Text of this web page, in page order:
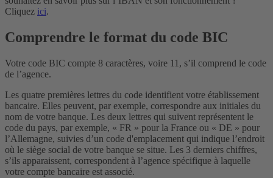
Cliquez ici.
Comprendre le format du code BIC
Votre code BIC compte 8 caractères, voire 11, s’il comprend le code
de l’agence.
Les quatre premières lettres du code identifient votre établissement
bancaire. Elles peuvent, par exemple, correspondre aux initiales du
nom de votre banque. Les deux lettres qui suivent représentent le
code du pays, par exemple, « FR » pour la France ou « DE » pour
l’Allemagne, suivies d’un code d'emplacement qui indique l’endroit
où le siège social de votre banque se situe. Les 3 derniers chiffres,
s’ils apparaissent, correspondent à l’agence spécifique à laquelle
votre compte bancaire est associé.